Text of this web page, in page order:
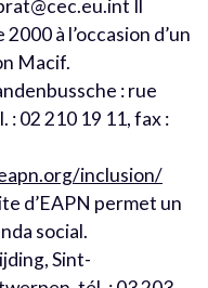
Il
à l’occasion d’un
Macif.
: rue
: 02 210 19 11, fax :
inclusion/
d’EAPN permet un
social.
Sint-